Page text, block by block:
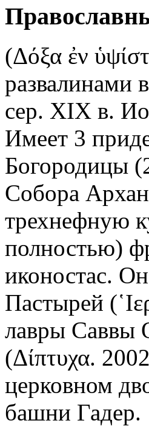
(Δόξα ἐν
развалинами
сер. XIX в.
Имеет 3
Богородицы
Собора
трехнефную
полностью)
иконостас.
Пастырей
лавры Саввы
(Δίπτυχα.
церковном
башни Гадер.